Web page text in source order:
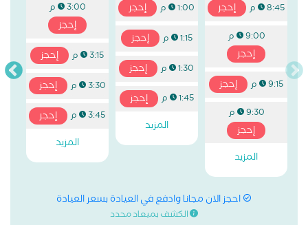
8:45 م إحجز
9:00 م
إحجز
9:15 م إحجز
9:30 م
إحجز
المزيد
1:00 م إحجز
1:15 م إحجز
1:30 م إحجز
1:45 م
إحجز
المزيد
3:00 م
إحجز
3:15 م إحجز
3:30 م إحجز
3:45 م
إحجز
المزيد
احجز الان مجانا وادفع في العيادة بسعر العيادة
الكشف بميعاد محدد